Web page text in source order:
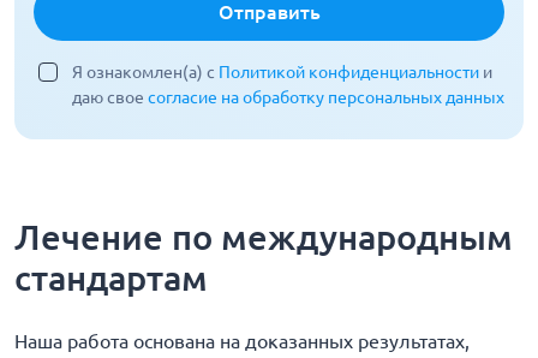
Отправить
Я ознакомлен(а) с Политикой конфиденциальности и
даю свое согласие на обработку персональных данных
Лечение по международным
стандартам
Наша работа основана на доказанных результатах,